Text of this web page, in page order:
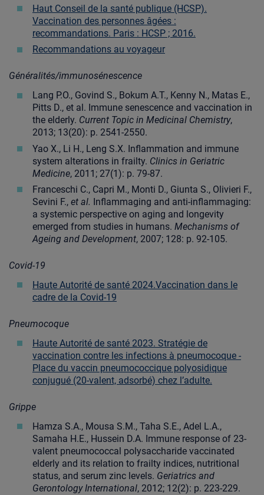
Haut Conseil de la santé publique (HCSP).
Vaccination des personnes âgées :
recommandations. Paris : HCSP ; 2016.
Recommandations au voyageur
Généralités/immunosénescence
Lang P.O., Govind S., Bokum A.T., Kenny N., Matas E.,
Pitts D., et al. Immune senescence and vaccination in
the elderly. Current Topic in Medicinal Chemistry,
2013; 13(20): p. 2541-2550.
Yao X., Li H., Leng S.X. Inflammation and immune
system alterations in frailty. Clinics in Geriatric
Medicine, 2011; 27(1): p. 79-87.
Franceschi C., Capri M., Monti D., Giunta S., Olivieri F.,
Sevini F., et al. Inflammaging and anti-inflammaging:
a systemic perspective on aging and longevity
emerged from studies in humans. Mechanisms of
Ageing and Development, 2007; 128: p. 92-105.
Covid-19
Haute Autorité de santé 2024.Vaccination dans le
cadre de la Covid-19
Pneumocoque
Haute Autorité de santé 2023. Stratégie de
vaccination contre les infections à pneumocoque -
Place du vaccin pneumococcique polyosidique
conjugué (20-valent, adsorbé) chez l’adulte.
Grippe
Hamza S.A., Mousa S.M., Taha S.E., Adel L.A.,
Samaha H.E., Hussein D.A. Immune response of 23-
valent pneumococcal polysaccharide vaccinated
elderly and its relation to frailty indices, nutritional
status, and serum zinc levels. Geriatrics and
Gerontology International, 2012; 12(2): p. 223-229.